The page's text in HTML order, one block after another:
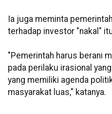
Ia juga meminta
terhadap investor "nakal"
"Pemerintah harus berani
pada perilaku irasional
yang memiliki agenda
masyarakat luas," katanya.